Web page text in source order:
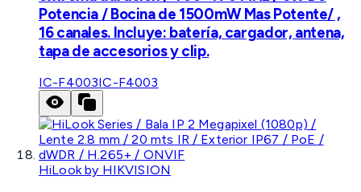
Potencia / Bocina de 1500mW Mas Potente/ ,
16 canales. Incluye: batería, cargador, antena,
tapa de accesorios y clip.
IC-F4003IC-F4003
HiLook by HIKVISION